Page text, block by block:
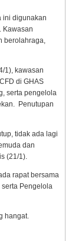
ini digunakan
Kawasan
berolahraga,
1), kawasan
di GHAS
serta pengelola
Penutupan
tidak ada lagi
dan
(21/1).
rapat bersama
serta Pengelola
hangat.